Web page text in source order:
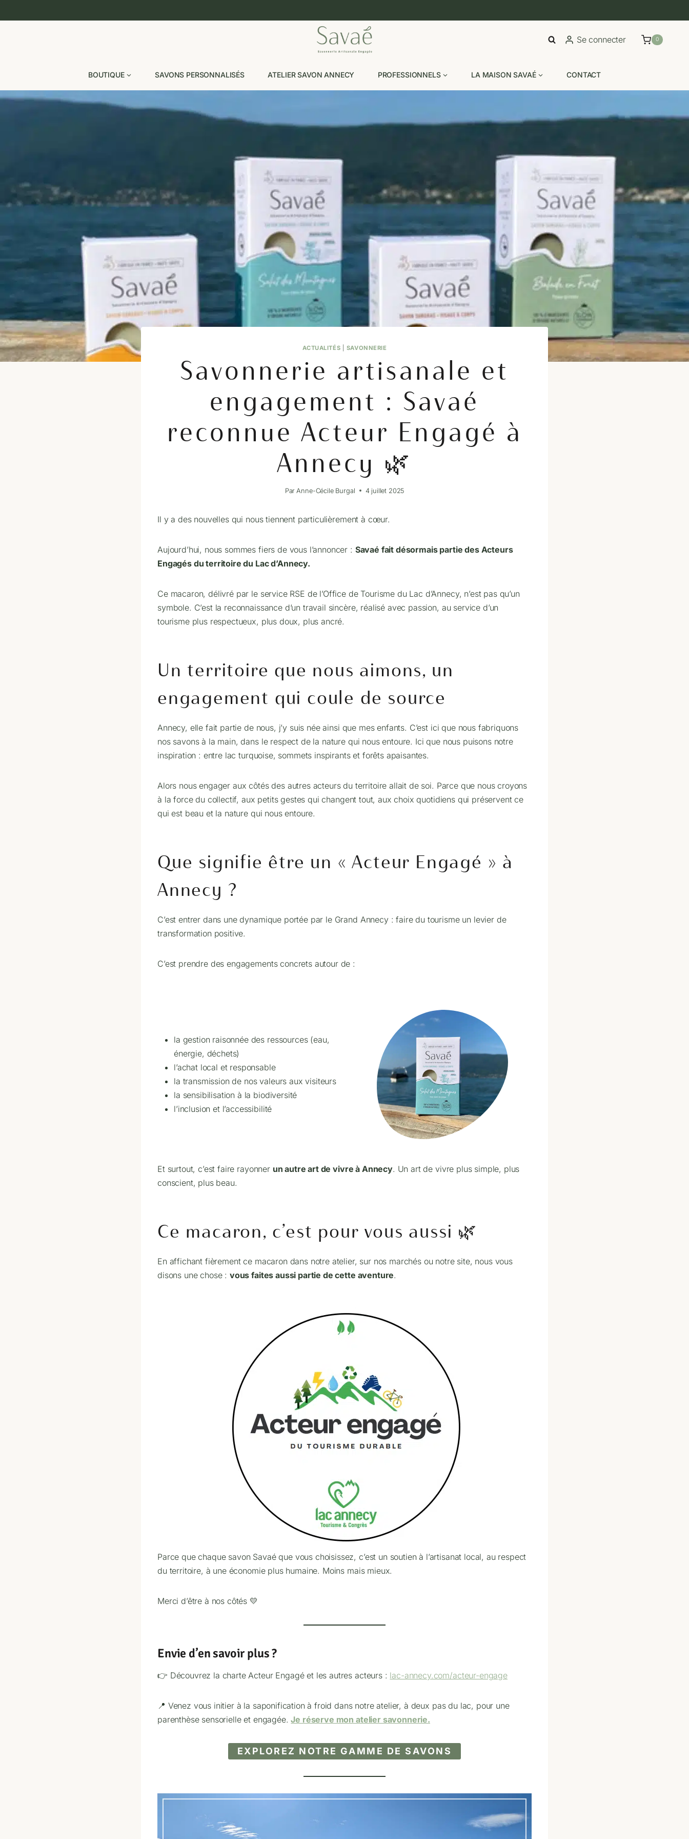
au
Se connecter 0
BOUTIQUE SAVONS PERSONNALISÉS ATELIER SAVON ANNECY PROFESSIONNELS LA MAISON SAVAÉ CONTACT
ACTUALITÉS SAVONNERIE
Savonnerie artisanale et
engagement : Savaé
reconnue Acteur Engagé à
Annecy 🌿
Par Anne-Cécile Burgal 4 juillet 2025
Il y a des nouvelles qui nous tiennent particulièrement à cœur.
Aujourd’hui, nous sommes fiers de vous l’annoncer : Savaé fait désormais partie des Acteurs
Engagés du territoire du Lac d’Annecy.
Ce macaron, délivré par le service RSE de l’Office de Tourisme du Lac d’Annecy, n’est pas qu’un
symbole. C’est la reconnaissance d’un travail sincère, réalisé avec passion, au service d’un
tourisme plus respectueux, plus doux, plus ancré.
Un territoire que nous aimons, un
engagement qui coule de source
Annecy, elle fait partie de nous, j’y suis née ainsi que mes enfants. C’est ici que nous fabriquons
nos savons à la main, dans le respect de la nature qui nous entoure. Ici que nous puisons notre
inspiration : entre lac turquoise, sommets inspirants et forêts apaisantes.
Alors nous engager aux côtés des autres acteurs du territoire allait de soi. Parce que nous croyons
à la force du collectif, aux petits gestes qui changent tout, aux choix quotidiens qui préservent ce
qui est beau et la nature qui nous entoure.
Que signifie être un « Acteur Engagé » à
Annecy ?
C’est entrer dans une dynamique portée par le Grand Annecy : faire du tourisme un levier de
transformation positive.
C’est prendre des engagements concrets autour de :
la gestion raisonnée des ressources (eau,
énergie, déchets)
l’achat local et responsable
la transmission de nos valeurs aux visiteurs
la sensibilisation à la biodiversité
l’inclusion et l’accessibilité
Et surtout, c’est faire rayonner un autre art de vivre à Annecy. Un art de vivre plus simple, plus
conscient, plus beau.
Ce macaron, c’est pour vous aussi 🌿
En affichant fièrement ce macaron dans notre atelier, sur nos marchés ou notre site, nous vous
disons une chose : vous faites aussi partie de cette aventure.
Parce que chaque savon Savaé que vous choisissez, c’est un soutien à l’artisanat local, au respect
du territoire, à une économie plus humaine. Moins mais mieux.
Merci d’être à nos côtés 💛
Envie d’en savoir plus ?
👉 Découvrez la charte Acteur Engagé et les autres acteurs : lac-annecy.com/acteur-engage
📍 Venez vous initier à la saponification à froid dans notre atelier, à deux pas du lac, pour une
parenthèse sensorielle et engagée.Je réserve mon atelier savonnerie.
EXPLOREZ NOTRE GAMME DE SAVONS